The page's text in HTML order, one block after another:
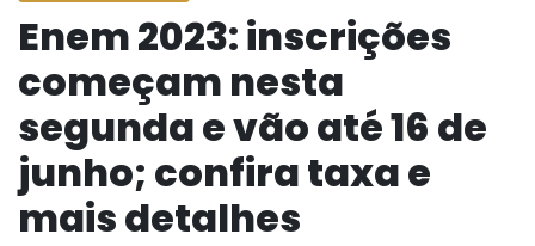
Enem 2023: inscrições
começam nesta
segunda e vão até 16 de
junho; confira taxa e
mais detalhes